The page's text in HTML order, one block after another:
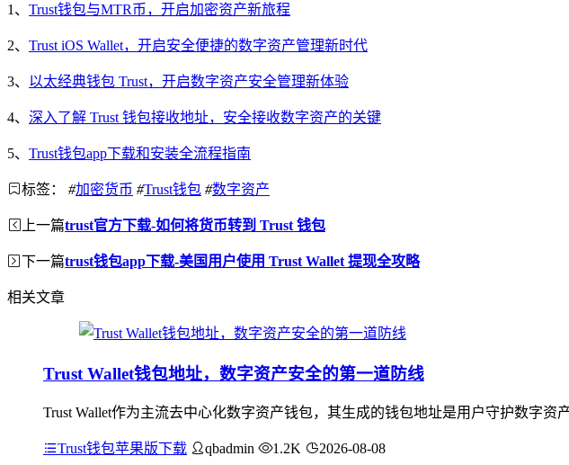
1、 Trust钱包与MTR币，开启加密资产新旅程
2、 Trust iOS Wallet，开启安全便捷的数字资产管理新时代
3、 以太经典钱包 Trust，开启数字资产安全管理新体验
4、 深入了解 Trust 钱包接收地址，安全接收数字资产的关键
5、 Trust钱包app下载和安装全流程指南
标签： #加密货币 #Trust钱包 #数字资产
上一篇trust官方下载-如何将货币转到 Trust 钱包
下一篇trust钱包app下载-美国用户使用 Trust Wallet 提现全攻略
相关文章
Trust Wallet钱包地址，数字资产安全的第一道防线
Trust Wallet作为主流去中心化数字资产钱包，其生成的钱包地址是用户守护数字
Trust钱包苹果版下载 qbadmin 1.2K 2026-08-08